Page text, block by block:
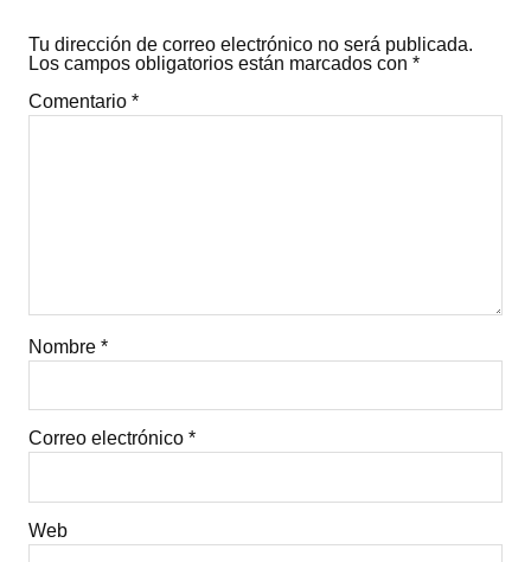
Tu dirección de correo electrónico no será publicada.
Los campos obligatorios están marcados con *
Comentario *
Nombre *
Correo electrónico *
Web